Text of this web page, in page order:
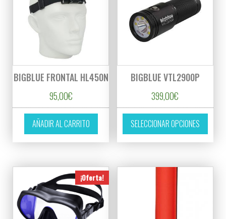
BIGBLUE FRONTAL HL450N
95,00€
AÑADIR AL CARRITO
BIGBLUE VTL2900P
399,00€
SELECCIONAR OPCIONES
Este
¡Oferta!